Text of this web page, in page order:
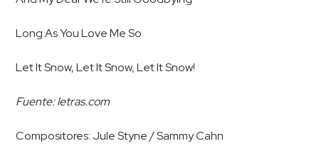
Long As You Love Me So
Let It Snow, Let It Snow, Let It Snow!
Fuente: letras.com
Compositores: Jule Styne / Sammy Cahn